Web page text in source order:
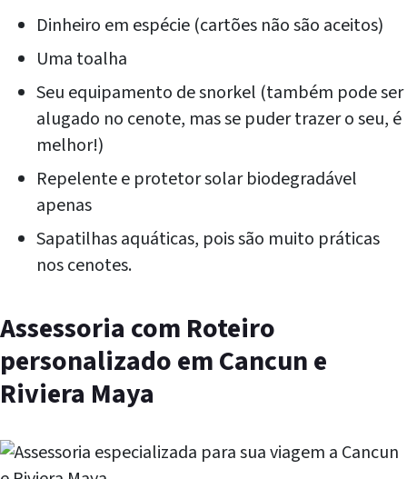
Dinheiro em espécie (cartões não são aceitos)
Uma toalha
Seu equipamento de snorkel (também pode ser
alugado no cenote, mas se puder trazer o seu, é
melhor!)
Repelente e protetor solar biodegradável
apenas
Sapatilhas aquáticas, pois são muito práticas
nos cenotes.
Assessoria com Roteiro
personalizado em Cancun e
Riviera Maya